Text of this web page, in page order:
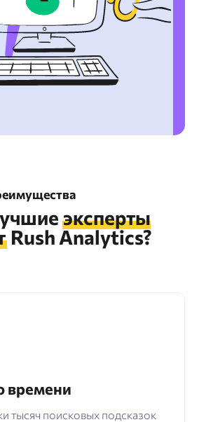
эксперты
Rush Analytics?
времени
тысяч поисковых подсказок